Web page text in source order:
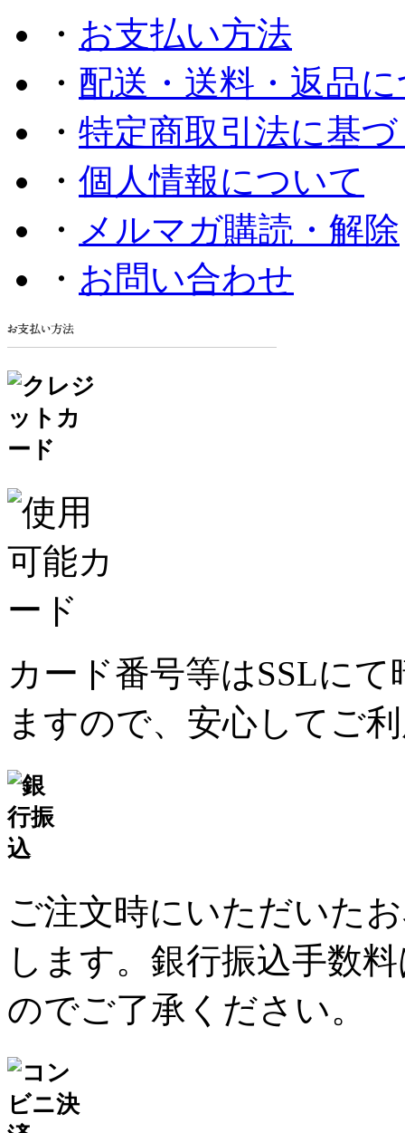
・ お支払い方法
・ 配送・送料・返品
・ 特定商取引法に基
・ 個人情報について
・ メルマガ購読・解除
・ お問い合わせ
カード番号等はSSLに
ますので、安心してご
ご注文時にいただいた
します。銀行振込手数
のでご了承ください。